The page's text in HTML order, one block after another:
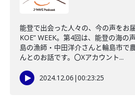
能登で出会った人々の、今の声をお
KOE” WEEK。第4回は、能登の海の
島の漁師・中田洋介さんと輪島市で
んとのお話です。〇Xアカウント...
2024.12.06 |00:23:25